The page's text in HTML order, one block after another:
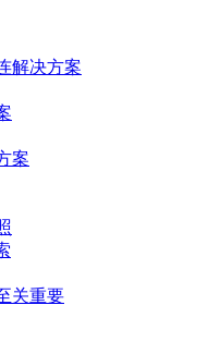
解决方案
案
关重要